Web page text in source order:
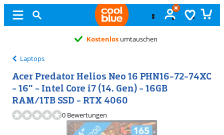
Kostenlos umtauschen
Laptops
Acer Predator Helios Neo 16 PHN16-72-74XC
- 16" - Intel Core i7 (14. Gen) - 16GB
RAM/1TB SSD - RTX 4060
0 Bewertungen